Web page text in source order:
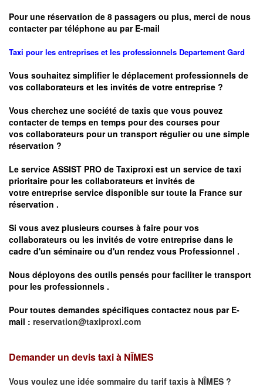
Pour une réservation de 8 passagers ou plus, merci de nous
contacter par téléphone au par E-mail
Taxi pour les entreprises et les professionnels Departement Gard
Vous souhaitez simplifier le déplacement professionnels de
vos collaborateurs et les invités de votre entreprise ?
Vous cherchez une société de taxis que vous pouvez
contacter de temps en temps pour des courses pour
vos collaborateurs pour un transport régulierou une simple
réservation ?
Le service ASSIST PRO de Taxiproxi est un service de taxi
prioritaire pour les collaborateurs et invités de
votre entreprise service disponible sur toute la France sur
réservation .
Si vous avez plusieurs courses à faire pour vos
collaborateurs ou les invités de votre entreprise dans le
cadre d'un séminaire ou d'un rendez vous Professionnel .
Nous déployons des outils pensés pour faciliter le transport
pour les professionnels .
Pour toutes demandes spécifiques contactez nous par E-
mail : reservation@taxiproxi.com
Demander un devis taxi à NÎMES
Vous voulez une idée sommaire du tarif taxis à NÎMES ?